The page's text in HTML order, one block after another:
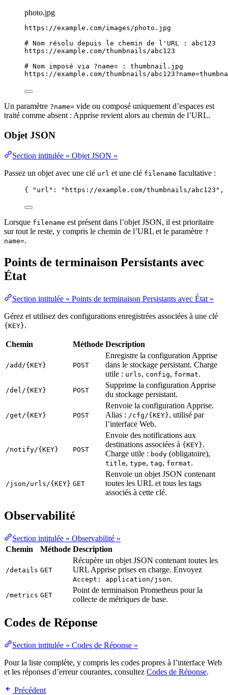
photo.jpg
https://example.com/images/photo.jpg
# Nom résolu depuis le chemin de l'URL : abc123
https://example.com/thumbnails/abc123
# Nom imposé via ?name= : thumbnail.jpg
https://example.com/thumbnails/
Un paramètre ?name= vide ou composé uniquement d’espaces est
traité comme absent : Apprise revient alors au chemin de l’URL.
Objet JSON
Section intitulée « Objet JSON »
Passez un objet avec une clé url et une clé filename facultative :
{ "url" : " https://example.com/thumbnails/abc123 " ,
Lorsque filename est présent dans l’objet JSON, il est prioritaire
sur tout le reste, y compris le chemin de l’URL et le paramètre ?
name=.
Points de terminaison Persistants avec
État
Section intitulée « Points de terminaison Persistants avec État »
Gérez et utilisez des configurations enregistrées associées à une clé
{KEY}.
Chemin Méthode Description
/add/{KEY} POST
Enregistre la configuration Apprise
dans le stockage persistant. Charge
utile : urls, config, format.
/del/{KEY} POST
Supprime la configuration Apprise
du stockage persistant.
/get/{KEY} POST
Renvoie la configuration Apprise.
Alias : /cfg/{KEY}, utilisé par
l’interface Web.
/notify/{KEY} POST
Envoie des notifications aux
destinations associées à {KEY}.
Charge utile : body (obligatoire),
title, type, tag, format.
/json/urls/{KEY} GET
Renvoie un objet JSON contenant
toutes les URL et tous les tags
associés à cette clé.
Observabilité
Section intitulée « Observabilité »
Chemin
Méthode Description
/details GET
Récupère un objet JSON contenant toutes les
URL Apprise prises en charge. Envoyez
Accept: application/json.
/metrics GET
Point de terminaison Prometheus pour la
collecte de métriques de base.
Codes de Réponse
Section intitulée « Codes de Réponse »
Pour la liste complète, y compris les codes propres à l’interface Web
et les réponses d’erreur courantes, consultez Codes de Réponse.
Précédent